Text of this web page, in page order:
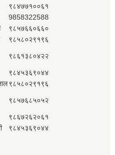
९८४७७१००६१
9858322588
९८५७६६०६६०
९८५८०२९१९६
९८६१३८०४२२
९८४५३६९०४४
९८५८०२९१९६
९८५७६८५०५२
९८६७२६२०६१
९८४५३६९०४४